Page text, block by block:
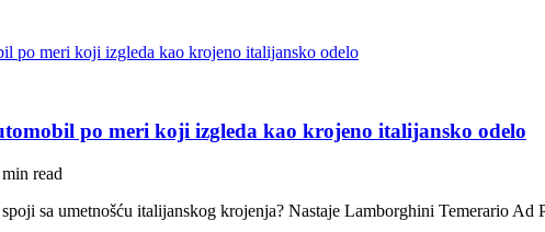
po meri koji izgleda kao krojeno italijansko odelo
read
sa umetnošću italijanskog krojenja? Nastaje Lamborghini Temerario Ad